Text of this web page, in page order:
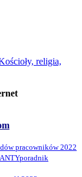
religia,
pracowników 2022